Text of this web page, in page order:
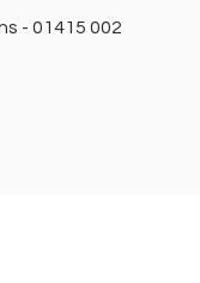
- 01415 002